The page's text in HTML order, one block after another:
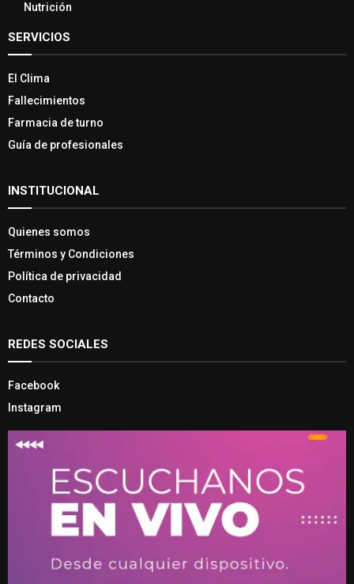
Nutrición
SERVICIOS
El Clima
Fallecimientos
Farmacia de turno
Guía de profesionales
INSTITUCIONAL
Quienes somos
Términos y Condiciones
Política de privacidad
Contacto
REDES SOCIALES
Facebook
Instagram